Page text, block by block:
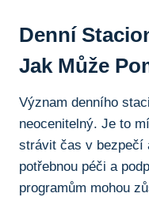
Denní
Jak Může
Význam denního
neocenitelný. Je to
strávit čas v bezpečí
potřebnou péči a
programům mohou